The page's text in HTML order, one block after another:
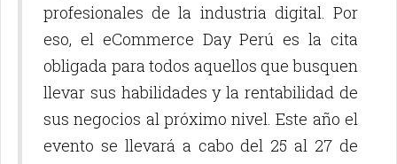
profesionales de la industria digital. Por
eso, el eCommerce Day Perú es la cita
obligada para todos aquellos que busquen
llevar sus habilidades y la rentabilidad de
sus negocios al próximo nivel. Este año el
evento se llevará a cabo del 25 al 27 de